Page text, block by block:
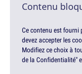
Contenu
Ce contenu est fourni
devez accepter les
Modifiez ce choix à
de la Confidentialité"